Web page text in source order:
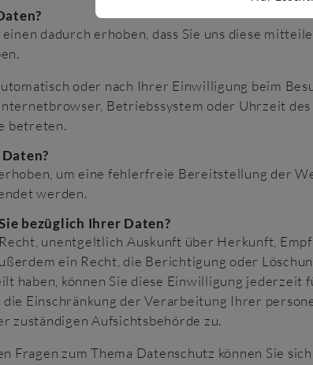
dadurch erhoben, dass Sie uns diese
oder nach Ihrer Einwilligung beim
Betriebssystem oder Uhrzeit
betreten.
um eine fehlerfreie Bereitstellung der
werden.
bezüglich Ihrer Daten?
unentgeltlich Auskunft über Herkunft,
ein Recht, die Berichtigung oder
haben, können Sie diese Einwilligung jederzeit
Einschränkung der Verarbeitung Ihrer
zuständigen Aufsichtsbehörde zu.
Fragen zum Thema Datenschutz können Sie